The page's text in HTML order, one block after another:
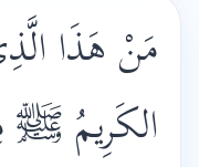
مَنْ هَذَا
الكَرِيمُ